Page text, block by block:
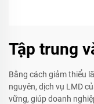
Tập trung
Bằng cách giảm thiểu
nguyên, dịch vụ LMD
vững, giúp doanh